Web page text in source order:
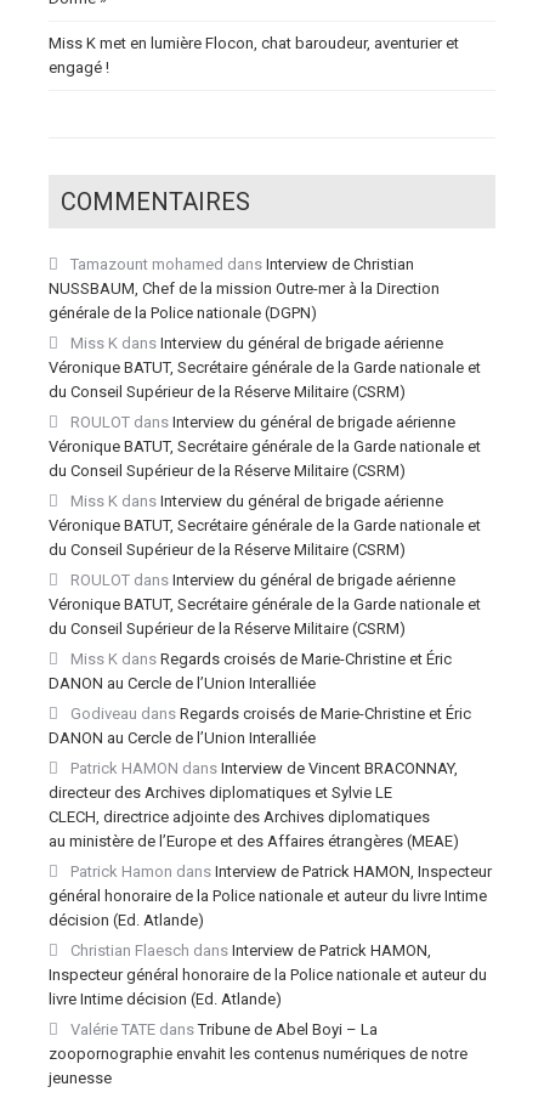
Miss K met en lumière Flocon, chat baroudeur, aventurier et
engagé !
COMMENTAIRES
Tamazount mohamed dans Interview de Christian
NUSSBAUM, Chef de la mission Outre-mer à la Direction
générale de la Police nationale (DGPN)
Miss K dans Interview du général de brigade aérienne
Véronique BATUT, Secrétaire générale de la Garde nationale et
du Conseil Supérieur de la Réserve Militaire (CSRM)
ROULOT dans Interview du général de brigade aérienne
Véronique BATUT, Secrétaire générale de la Garde nationale et
du Conseil Supérieur de la Réserve Militaire (CSRM)
Miss K dans Interview du général de brigade aérienne
Véronique BATUT, Secrétaire générale de la Garde nationale et
du Conseil Supérieur de la Réserve Militaire (CSRM)
ROULOT dans Interview du général de brigade aérienne
Véronique BATUT, Secrétaire générale de la Garde nationale et
du Conseil Supérieur de la Réserve Militaire (CSRM)
Miss K dans Regards croisés de Marie-Christine et Éric
DANON au Cercle de l’Union Interalliée
Godiveau dans Regards croisés de Marie-Christine et Éric
DANON au Cercle de l’Union Interalliée
Patrick HAMON dans Interview de Vincent BRACONNAY,
directeur des Archives diplomatiques et Sylvie LE
CLECH, directrice adjointe des Archives diplomatiques
au ministère de l’Europe et des Affaires étrangères (MEAE)
Patrick Hamon dans Interview de Patrick HAMON, Inspecteur
général honoraire de la Police nationale et auteur du livre Intime
décision (Ed. Atlande)
Christian Flaesch dans Interview de Patrick HAMON,
Inspecteur général honoraire de la Police nationale et auteur du
livre Intime décision (Ed. Atlande)
Valérie TATE dansTribune de Abel Boyi – La
zoopornographie envahit les contenus numériques de notre
jeunesse